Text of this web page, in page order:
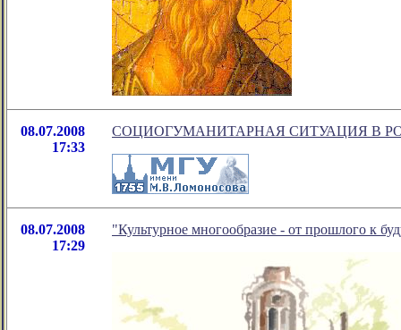
08.07.2008
17:33
СОЦИОГУМАНИТАРНАЯ СИТУАЦИЯ В
08.07.2008
17:29
"Культурное многообразие - от прошлого к